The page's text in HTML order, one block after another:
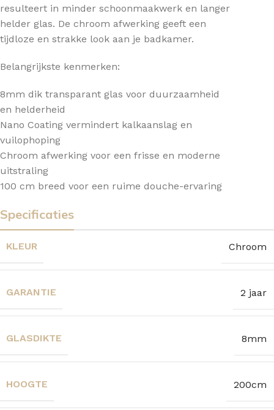
resulteert in minder schoonmaakwerk en langer
helder glas. De chroom afwerking geeft een
tijdloze en strakke look aan je badkamer.
Belangrijkste kenmerken:
8mm dik transparant glas voor duurzaamheid
en helderheid
Nano Coating vermindert kalkaanslag en
vuilophoping
Chroom afwerking voor een frisse en moderne
uitstraling
100 cm breed voor een ruime douche-ervaring
Specificaties
KLEUR Chroom
GARANTIE 2 jaar
GLASDIKTE 8mm
HOOGTE 200cm